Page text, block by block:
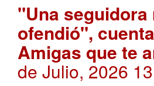
"Una seguidora
ofendió",
Amigas que te
de Julio, 2026